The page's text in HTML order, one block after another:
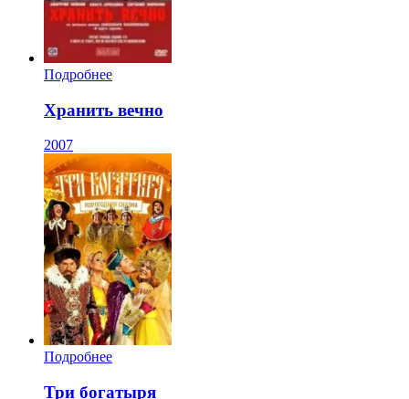
Подробнее
Хранить вечно
2007
Подробнее
Три богатыря